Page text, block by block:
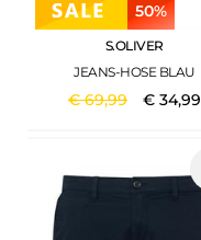
50%
S.OLIVER
JEANS-HOSE BLAU
€69,99 € 34,99